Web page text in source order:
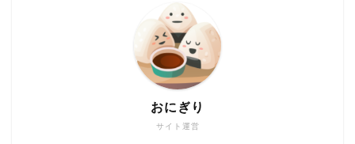
サイト運営
おにぎり